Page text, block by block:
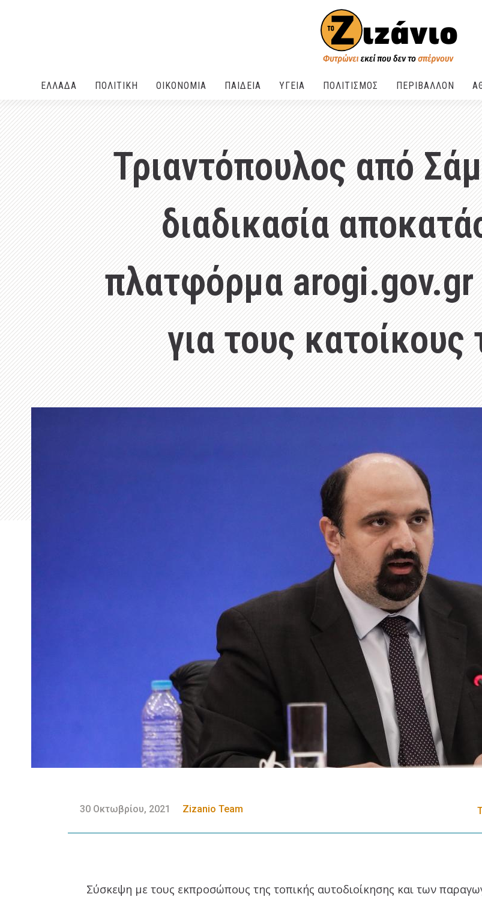
ΕΛΛΑΔA ΠΟΛΙΤΙΚΗ ΟΙΚΟΝΟΜΙΑ ΠΑΙΔΕΙΑ ΥΓΕΙΑ ΠΟΛΙΤΙΣΜΟΣ ΠΕΡΙΒΑΛΛΟΝ
Τριαντόπουλος από
διαδικασία
πλατφόρμα arogi.gov.gr
για τους κατοίκους
30 Οκτωβρίου, 2021 Zizanio Team
Σύσκεψη με τους εκπροσώπους της τοπικής αυτοδιοίκησης και των